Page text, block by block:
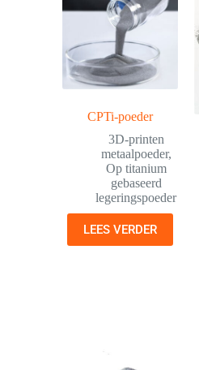
CPTi-poeder
3D-printen
metaalpoeder,
Op titanium
gebaseerd
legeringspoeder
LEES VERDER